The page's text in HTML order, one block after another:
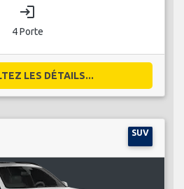
login
4 Porte
LES DÉTAILS...
SUV